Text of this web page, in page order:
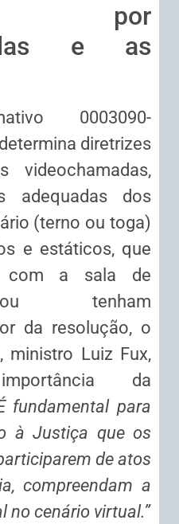
por
e as
0003090-
diretrizes
videochamadas,
adequadas dos
(terno ou toga)
e estáticos, que
com a sala de
tenham
da resolução, o
ministro Luiz Fux,
da
fundamental para
à Justiça que os
de atos
compreendam a
no cenário virtual.”